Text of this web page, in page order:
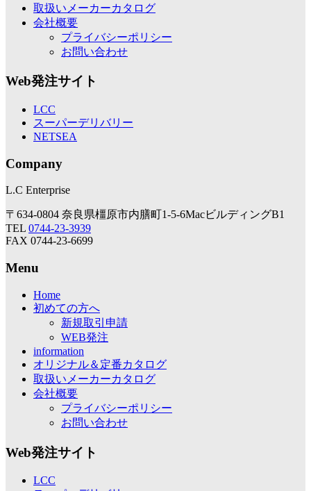
取扱いメーカーカタログ
会社概要
プライバシーポリシー
お問い合わせ
Web発注サイト
LCC
スーパーデリバリー
NETSEA
Company
L.C Enterprise
〒634-0804 奈良県橿原市内膳町1-5-6MacビルディングB1
TEL 0744-23-3939
FAX 0744-23-6699
Menu
Home
初めての方へ
新規取引申請
WEB発注
information
オリジナル＆定番カタログ
取扱いメーカーカタログ
会社概要
プライバシーポリシー
お問い合わせ
Web発注サイト
LCC